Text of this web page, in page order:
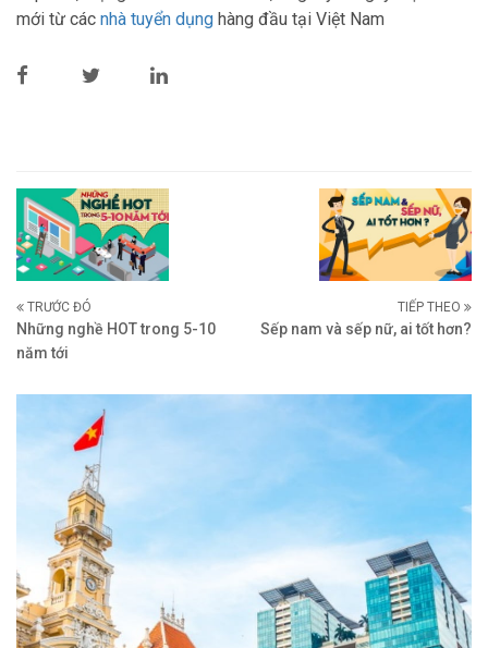
mới từ các nhà tuyển dụng hàng đầu tại Việt Nam
TRƯỚC ĐÓ
Những nghề HOT trong 5-10
năm tới
TIẾP THEO
Sếp nam và sếp nữ, ai tốt hơn?